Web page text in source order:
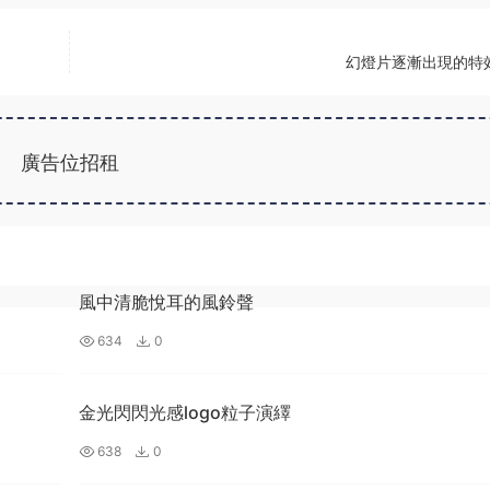
幻燈片逐漸出現的特
廣告位招租
風中清脆悅耳的風鈴聲
634 0
金光閃閃光感logo粒子演繹
638 0